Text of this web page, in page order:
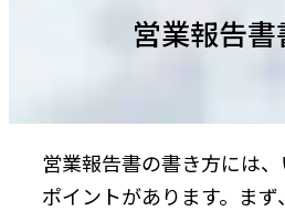
営業報告
営業報告書の書き方には
ポイントがあります。ま